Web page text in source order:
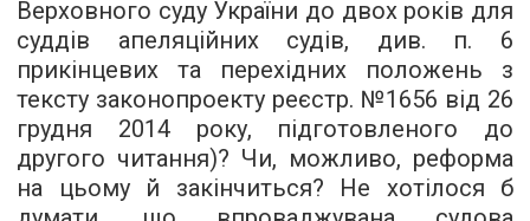
Верховного суду України до двох років для
суддів апеляційних судів, див. п. 6
прикінцевих та перехідних положень з
тексту законопроекту реєстр. №1656 від 26
грудня 2014 року, підготовленого до
другого читання)? Чи, можливо, реформа
на цьому й закінчиться? Не хотілося б